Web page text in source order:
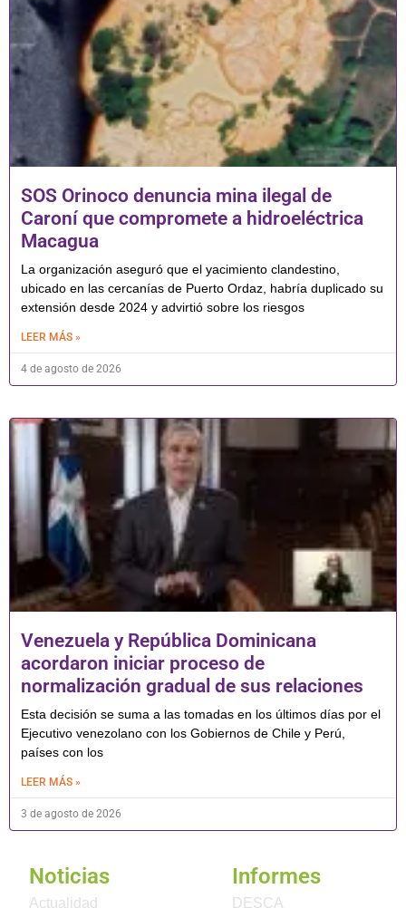
SOS Orinoco denuncia mina ilegal de
Caroní que compromete a hidroeléctrica
Macagua
La organización aseguró que el yacimiento clandestino,
ubicado en las cercanías de Puerto Ordaz, habría duplicado su
extensión desde 2024 y advirtió sobre los riesgos
LEER MÁS »
4 de agosto de 2026
Venezuela y República Dominicana
acordaron iniciar proceso de
normalización gradual de sus relaciones
Esta decisión se suma a las tomadas en los últimos días por el
Ejecutivo venezolano con los Gobiernos de Chile y Perú,
países con los
LEER MÁS »
3 de agosto de 2026
Noticias
Actualidad
Informes
DESCA